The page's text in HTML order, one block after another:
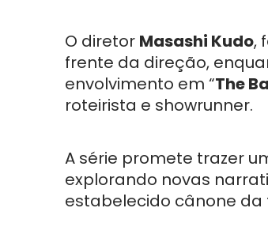
O diretor Masashi Kudo,
frente da direção,
envolvimento em “The
roteirista e showrunner.
A série promete trazer
explorando novas
estabelecido cânone da